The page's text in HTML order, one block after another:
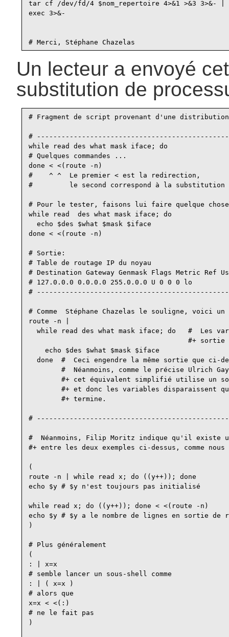
tar cf /dev/fd/4 $nom_repertoire 4>&1 >&3
exec 3>&-
Un lecteur a envoyé
substitution de
# Fragment de script provenant d'une
#
while read des what mask iface; do
# Quelques commandes ...
done < <(route -n)
#    ^ ^  Le premier < est la redirection,
#         le second correspond à la substitution
# Pour le tester, faisons lui faire quelque chose
while read  des what mask iface; do
  echo $des $what $mask $iface
done < <(route -n)
# Sortie:
# Table de routage IP du noyau
# Destination Gateway Genmask Flags Metric Ref
# 127.0.0.0 0.0.0.0 255.0.0.0 U 0 0 0 lo
#
# Comme  Stéphane Chazelas le souligne, voici
route -n |
while read des what mask iface; do   #  Les
#+ sortie
    echo $des $what $mask $iface
done  #  Ceci engendre la même sortie que ci-
#  Néanmoins, comme le précise Ulrich
#+ cet équivalent simplifié utilise un
#+ et donc les variables disparaissent
        #+ termine.
#
#  Néanmoins, Filip Moritz indique qu'il existe
#+ entre les deux exemples ci-dessus, comme
(
route -n | while read x; do ((y++)); done
echo $y # $y n'est toujours pas initialisé
while read x; do ((y++)); done < <(route -n)
echo $y # $y a le nombre de lignes en sortie de
)
# Plus généralement
(
: | x=x
# semble lancer un sous-shell comme
: | ( x=x )
# alors que
x=x < <(:)
# ne le fait pas
)